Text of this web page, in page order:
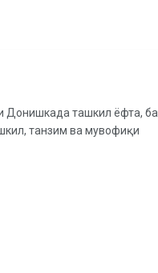
Донишкада ташкил ёфта, ба
танзим ва мувофиқи